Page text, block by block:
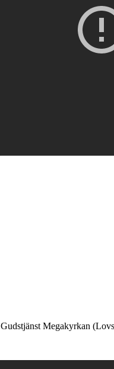
Gudstjänst Megakyrkan